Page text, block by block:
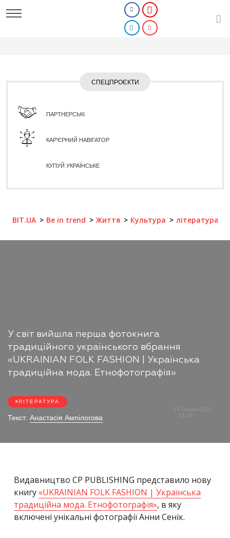
СПЕЦПРОЄКТИ
ПАРТНЕРСЬКІ
КАР'ЄРНИЙ НАВІГАТОР
КУПУЙ УКРАЇНСЬКЕ
BIT.UA Be in trend Життя Культура література
У світ вийшла перша фотокнига
традиційного українського вбрання
«UKRAINIAN FOLK FASHION | Українська
традиційна мода. Етнофотографія»
ЛІТЕРАТУРА
Текст: Анастасія Ампілогова
13 Грудня 2023
Видавництво CP PUBLISHING представило нову
книгу «UKRAINIAN FOLK FASHION | Українська
традиційна мода. Етнофотографія», в яку
включені унікальні фотографії Анни Сенік.